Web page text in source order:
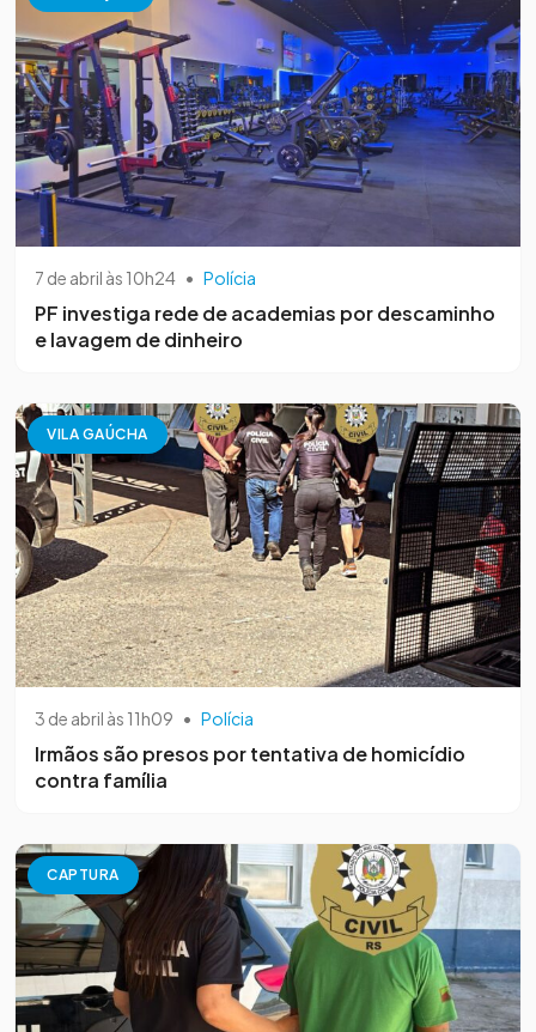
7 de abril às 10h24 • Polícia
PF investiga rede de academias por descaminho
e lavagem de dinheiro
VILA GAÚCHA
3 de abril às 11h09 • Polícia
Irmãos são presos por tentativa de homicídio
contra família
CAPTURA